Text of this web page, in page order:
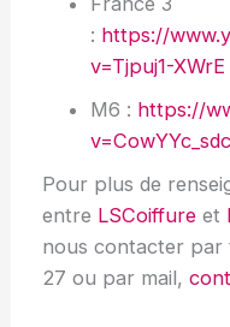
: https://
v=Tjpuj1-XWrE
M6 : https://
Pour plus de
entre LSCoiffure et
nous contacter par
27 ou par mail,